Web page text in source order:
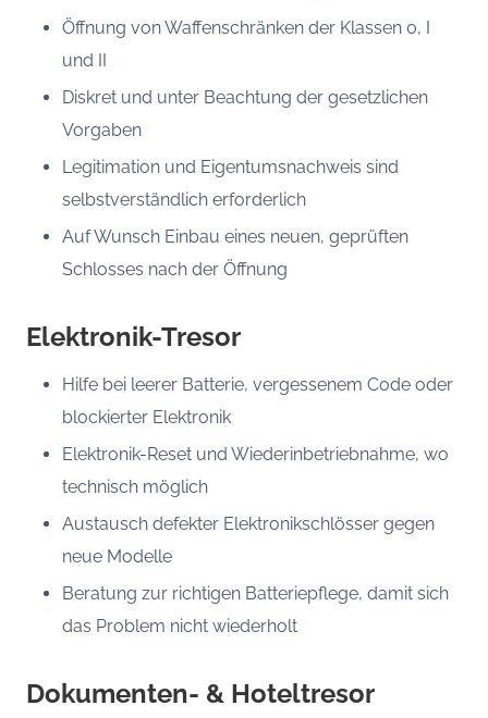
Öffnung von Waffenschränken der Klassen 0, I
und II
Diskret und unter Beachtung der gesetzlichen
Vorgaben
Legitimation und Eigentumsnachweis sind
selbstverständlich erforderlich
Auf Wunsch Einbau eines neuen, geprüften
Schlosses nach der Öffnung
Elektronik-Tresor
Hilfe bei leerer Batterie, vergessenem Code oder
blockierter Elektronik
Elektronik-Reset und Wiederinbetriebnahme, wo
technisch möglich
Austausch defekter Elektronikschlösser gegen
neue Modelle
Beratung zur richtigen Batteriepflege, damit sich
das Problem nicht wiederholt
Dokumenten- & Hoteltresor